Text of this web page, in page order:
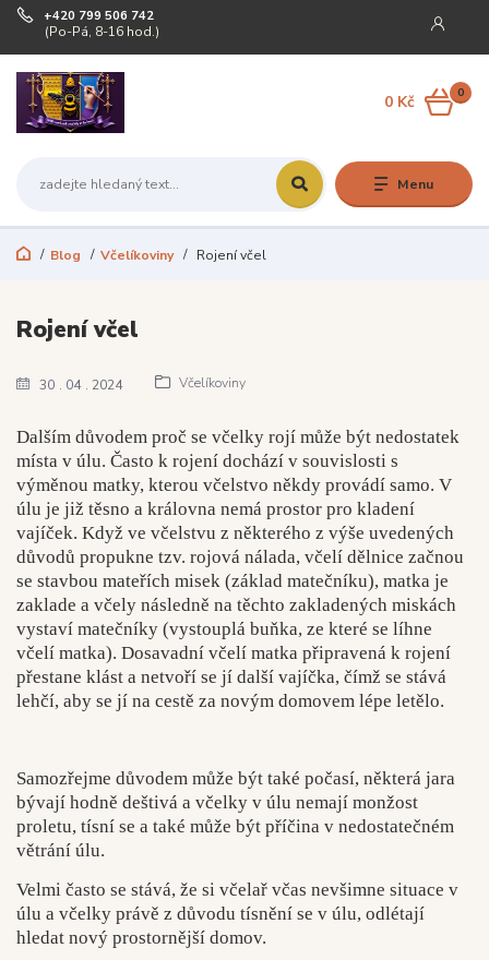
Menu
+420 799 506 742
(Po-Pá, 8-16 hod.)
0
0 Kč
Blog Včelíkoviny Rojení včel
30 04 2024 Včelíkoviny
Rojení včel
Dalším důvodem proč se včelky rojí může být nedostatek
místa v úlu. Často k rojení dochází v souvislosti s
výměnou matky, kterou včelstvo někdy provádí samo. V
úlu je již těsno a královna nemá prostor pro kladení
vajíček. Když ve včelstvu z některého z výše uvedených
důvodů propukne tzv. rojová nálada, včelí dělnice začnou
se stavbou mateřích misek (základ matečníku), matka je
zaklade a včely následně na těchto zakladených miskách
vystaví matečníky (vystouplá buňka, ze které se líhne
včelí matka). Dosavadní včelí matka připravená k rojení
přestane klást a netvoří se jí další vajíčka, čímž se stává
lehčí, aby se jí na cestě za novým domovem lépe letělo.
Samozřejme důvodem může být také počasí, některá jara
bývají hodně deštivá a včelky v úlu nemají monžost
proletu, tísní se a také může být příčina v nedostatečném
větrání úlu.
Velmi často se stává, že si včelař včas nevšimne situace v
úlu a včelky právě z důvodu tísnění se v úlu, odlétají
hledat nový prostornější domov.